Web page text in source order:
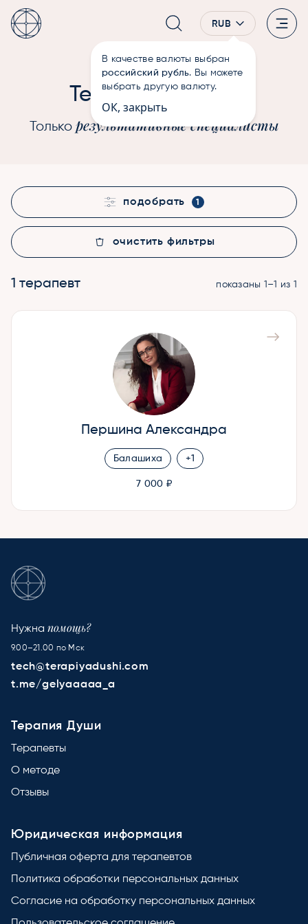
RUB
В качестве валюты выбран
российский рубль. Вы можете
выбрать другую валюту.
ОК, закрыть
Главная — Терапевты
ТерапевтыДуши
Только результативные специалисты
1
подобрать
очистить фильтры
1 терапевт показаны 1–1 из 1
Першина Александра
Балашиха +1
7 000 ₽
Нужна помощь?
9.00–21.00 по Мск
tech@terapiyadushi.com
t.me/gelyaaaaa_a
Терапия Души
Терапевты
О методе
Отзывы
Юридическая информация
Публичная оферта для терапевтов
Политика обработки персональных данных
Согласие на обработку персональных данных